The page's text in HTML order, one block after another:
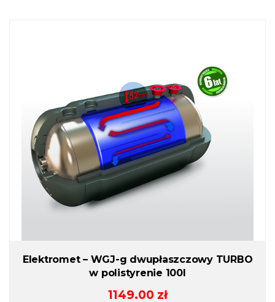
Elektromet – WGJ-g dwupłaszczowy TURBO
w polistyrenie 100l
1149.00 zł